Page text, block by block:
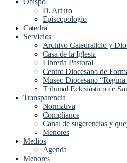
D. Arturo
Episcopologio
Catedral
Servicios
Archivo Catedralicio y
Casa de la Iglesia
Librería Pastoral
Centro Diocesano de
Museo Diocesano
Tribunal Eclesiástico de
Transparencia
Normativa
Compliance
Canal de sugerencias y
Menores
Medios
Agenda
Menores